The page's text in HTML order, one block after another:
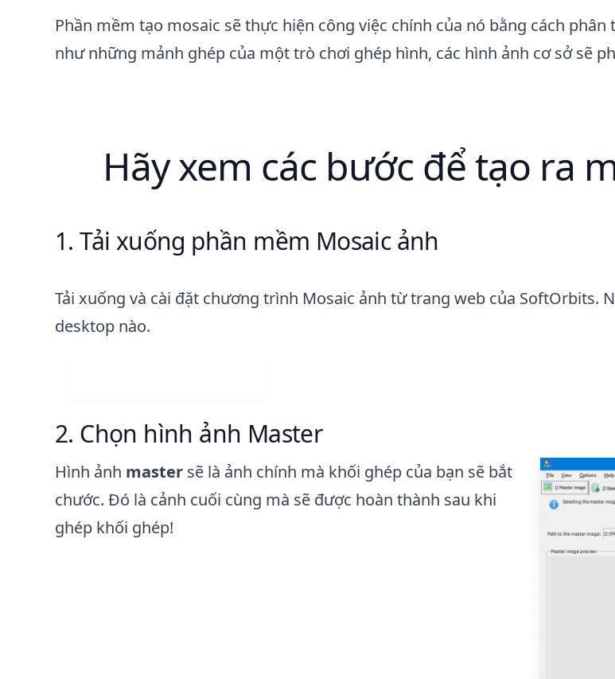
Phần mềm tạo mosaic sẽ thực hiện công việc chính của nó bằng cách
như những mảnh ghép của một trò chơi ghép hình, các hình ảnh cơ sở sẽ
Hãy xem các bước để tạo ra
Tải xuống phần mềm Mosaic ảnh
Tải xuống và cài đặt chương trình Mosaic ảnh từ trang web của SoftOrbits.
desktop nào.
Chọn hình ảnh Master
Hình ảnh master sẽ là ảnh chính mà khối ghép của bạn sẽ bắt
chước. Đó là cảnh cuối cùng mà sẽ được hoàn thành sau khi
ghép khối ghép!